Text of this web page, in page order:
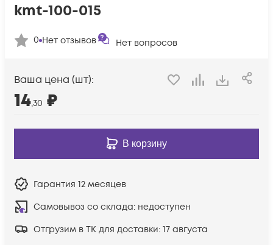
kmt-100-015
0 Нет отзывов Нет вопросов
Ваша цена (шт):
14,30 ₽
В корзину
Гарантия 12 месяцев
Самовывоз со склада: недоступен
Отгрузим в ТК для доставки: 17 августа